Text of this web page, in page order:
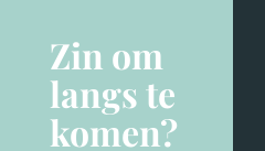
Zin om
langs te
komen?